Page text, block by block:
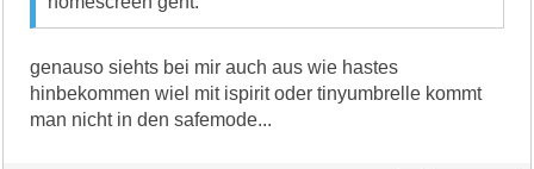
genauso siehts bei mir auch aus wie hastes
hinbekommen wiel mit ispirit oder tinyumbrelle kommt
man nicht in den safemode...